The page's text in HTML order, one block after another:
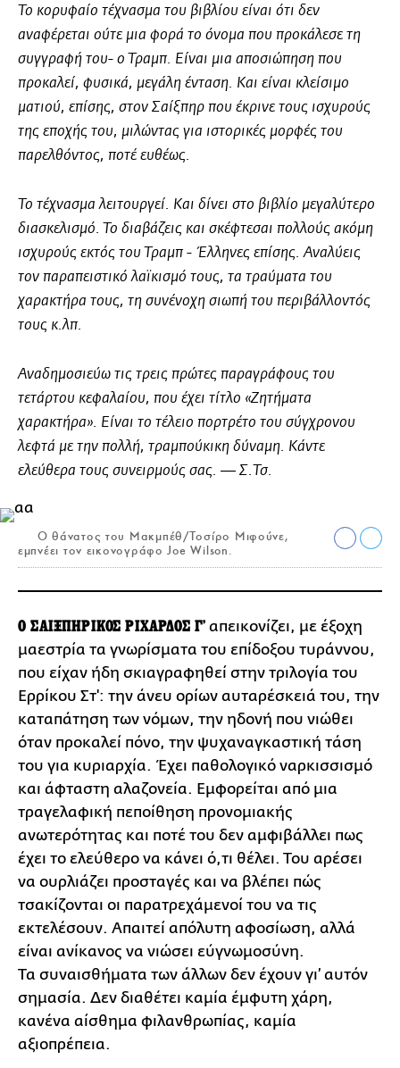
Το κορυφαίο τέχνασμα του βιβλίου είναι ότι δεν
αναφέρεται ούτε μια φορά το όνομα που προκάλεσε τη
συγγραφή του- ο Τραμπ. Είναι μια αποσιώπηση που
προκαλεί, φυσικά, μεγάλη ένταση. Και είναι κλείσιμο
ματιού, επίσης, στον Σαίξπηρ που έκρινε τους ισχυρούς
της εποχής του, μιλώντας για ιστορικές μορφές του
παρελθόντος, ποτέ ευθέως.
Το τέχνασμα λειτουργεί. Και δίνει στο βιβλίο μεγαλύτερο
διασκελισμό. Το διαβάζεις και σκέφτεσαι πολλούς ακόμη
ισχυρούς εκτός του Τραμπ - Έλληνες επίσης. Αναλύεις
τον παραπειστικό λαϊκισμό τους, τα τραύματα του
χαρακτήρα τους, τη συνένοχη σιωπή του περιβάλλοντός
τους κ.λπ.
Αναδημοσιεύω τις τρεις πρώτες παραγράφους του
τετάρτου κεφαλαίου, που έχει τίτλο «Ζητήματα
χαρακτήρα». Είναι το τέλειο πορτρέτο του σύγχρονου
λεφτά με την πολλή, τραμπούκικη δύναμη. Κάντε
ελεύθερα τους συνειρμούς σας. ― Σ.Τσ.
Ο θάνατος του Μακμπέθ/Τοσίρο Μιφούνε,
εμπνέει τον εικονογράφο Joe Wilson.
Ο ΣΑΙΞΠΗΡΙΚΟΣ ΡΙΧΑΡΔΟΣ Γ' απεικονίζει, με έξοχη
μαεστρία τα γνωρίσματα του επίδοξου τυράννου,
που είχαν ήδη σκιαγραφηθεί στην τριλογία του
Ερρίκου Στ': την άνευ ορίων αυταρέσκειά του, την
καταπάτηση των νόμων, την ηδονή που νιώθει
όταν προκαλεί πόνο, την ψυχαναγκαστική τάση
του για κυριαρχία. Έχει παθολογικό ναρκισσισμό
και άφταστη αλαζονεία. Εμφορείται από μια
τραγελαφική πεποίθηση προνομιακής
ανωτερότητας και ποτέ του δεν αμφιβάλλει πως
έχει το ελεύθερο να κάνει ό,τι θέλει. Του αρέσει
να ουρλιάζει προσταγές και να βλέπει πώς
τσακίζονται οι παρατρεχάμενοί του να τις
εκτελέσουν. Απαιτεί απόλυτη αφοσίωση, αλλά
είναι ανίκανος να νιώσει εύγνωμοσύνη.
Τα συναισθήματα των άλλων δεν έχουν γι’ αυτόν
σημασία. Δεν διαθέτει καμία έμφυτη χάρη,
κανένα αίσθημα φιλανθρωπίας, καμία
αξιοπρέπεια.